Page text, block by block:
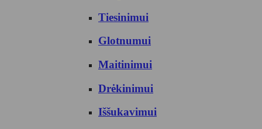
Tiesinimui
Glotnumui
Maitinimui
Drėkinimui
Iššukavimui